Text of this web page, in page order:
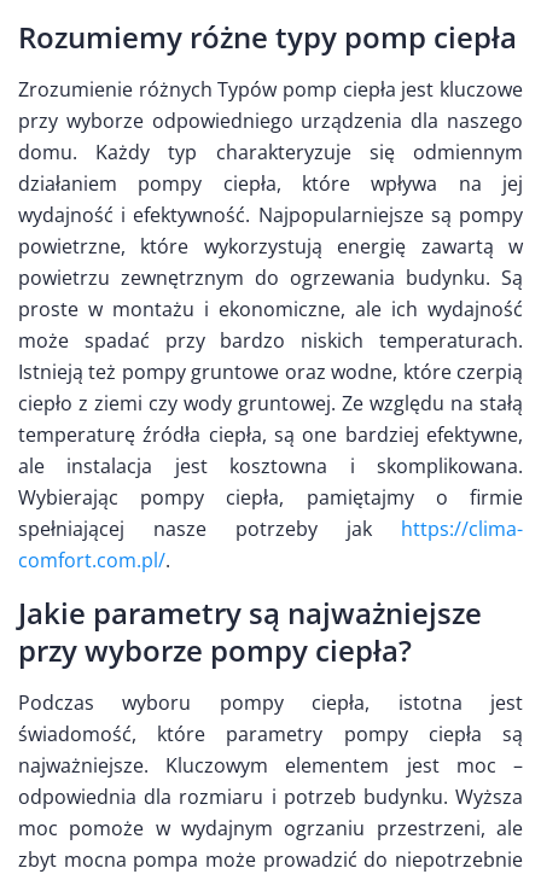
Rozumiemy różne typy pomp ciepła
Zrozumienie różnych Typów pomp ciepła jest kluczowe
przy wyborze odpowiedniego urządzenia dla naszego
domu. Każdy typ charakteryzuje się odmiennym
działaniem pompy ciepła, które wpływa na jej
wydajność i efektywność. Najpopularniejsze są pompy
powietrzne, które wykorzystują energię zawartą w
powietrzu zewnętrznym do ogrzewania budynku. Są
proste w montażu i ekonomiczne, ale ich wydajność
może spadać przy bardzo niskich temperaturach.
Istnieją też pompy gruntowe oraz wodne, które czerpią
ciepło z ziemi czy wody gruntowej. Ze względu na stałą
temperaturę źródła ciepła, są one bardziej efektywne,
ale instalacja jest kosztowna i skomplikowana.
Wybierając pompy ciepła, pamiętajmy o firmie
spełniającej nasze potrzeby jak https://clima-
comfort.com.pl/.
Jakie parametry są najważniejsze
przy wyborze pompy ciepła?
Podczas wyboru pompy ciepła, istotna jest
świadomość, które parametry pompy ciepła są
najważniejsze. Kluczowym elementem jest moc –
odpowiednia dla rozmiaru i potrzeb budynku. Wyższa
moc pomoże w wydajnym ogrzaniu przestrzeni, ale
zbyt mocna pompa może prowadzić do niepotrzebnie